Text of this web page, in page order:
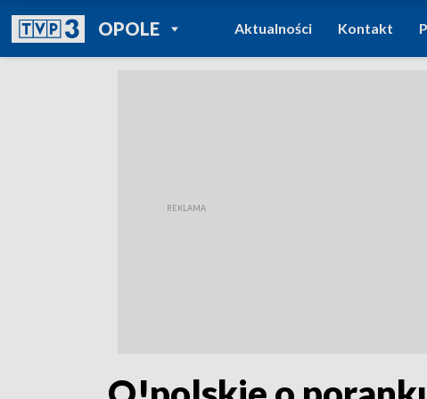
OPOLEPOWRÓT DO
TVP REGIONY
Aktualności Kontakt